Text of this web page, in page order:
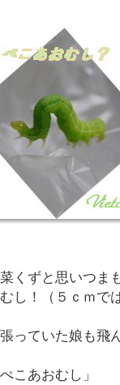
くずと思いつま
し！（５ｃｍで
っていた娘も飛
こあおむし」